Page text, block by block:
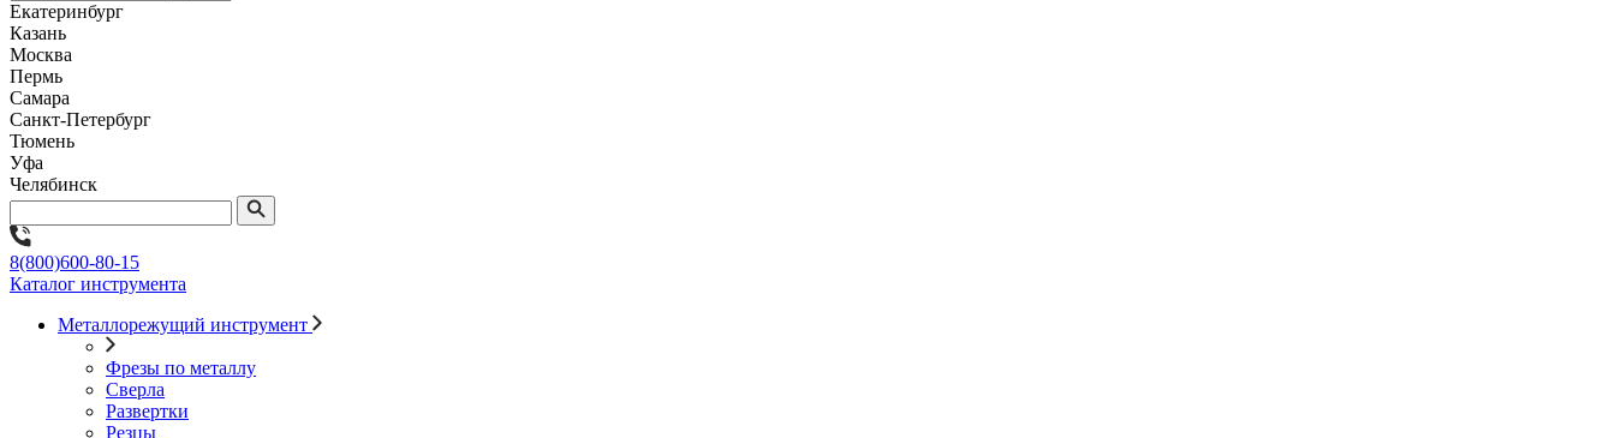
Екатеринбург
Казань
Москва
Пермь
Самара
Санкт-Петербург
Тюмень
Уфа
Челябинск
8(800)600-80-15
Каталог инструмента
Металлорежущий инструмент
Фрезы по металлу
Сверла
Развертки
Резцы